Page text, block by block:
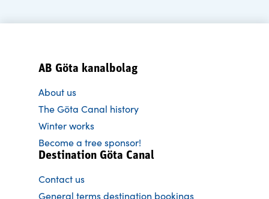
AB Göta kanalbolag
About us
The Göta Canal history
Winter works
Become a tree sponsor!
Destination Göta Canal
Contact us
General terms destination bookings